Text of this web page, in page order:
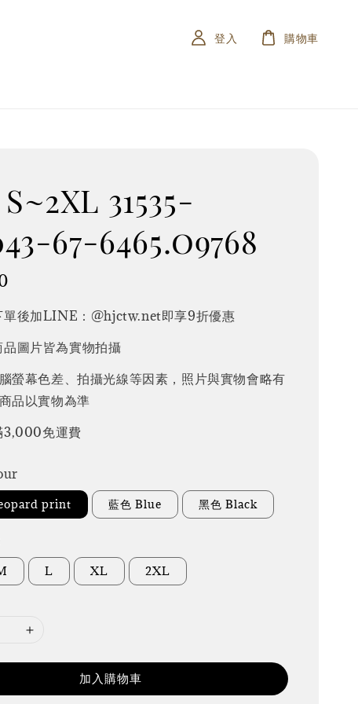
登入 購物車
31535-
67-6465.o9768
單後加LINE：@hjctw.net即享9折優惠
品圖片皆為實物拍攝
螢幕色差、拍攝光線等因素，照片與實物會略有
品以實物為準
3,000免運費
print 藍色 Blue 黑色 Black
L XL 2XL
加入購物車